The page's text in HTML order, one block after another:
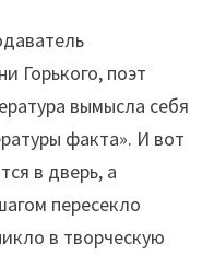
Горького, поэт
вымысла себя
факта». И вот
в дверь, а
пересекло
в творческую